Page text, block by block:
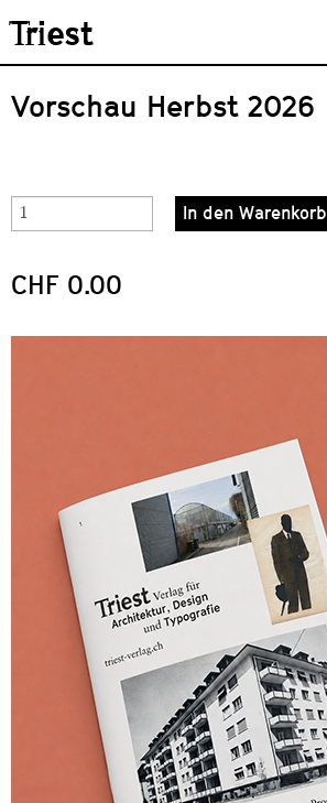
Skip
main
content
Triest
Vorschau Herbst 2026
In den Warenkorb
CHF 0.00